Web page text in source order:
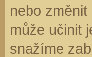
nebo
může učinit
snažíme